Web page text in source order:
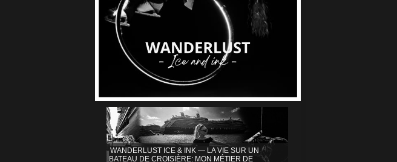
WANDERLUST ICE & INK — LA VIE SUR UN
BATEAU DE CROISIÈRE: MON MÉTIER DE